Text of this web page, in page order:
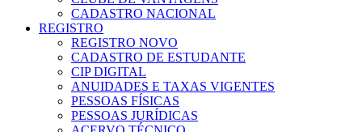
CADASTRO NACIONAL
REGISTRO
REGISTRO NOVO
CADASTRO DE ESTUDANTE
CIP DIGITAL
ANUIDADES E TAXAS VIGENTES
PESSOAS FÍSICAS
PESSOAS JURÍDICAS